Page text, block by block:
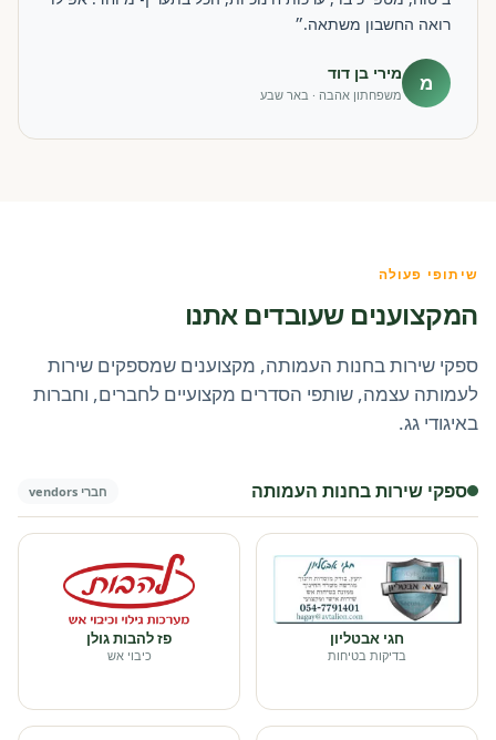
רואה החשבון משתאה.״
מ מירי בן דוד
משפחתון אהבה · באר שבע
שיתופי פעולה
המקצוענים שעובדים אתנו
ספקי שירות בחנות העמותה, מקצוענים שמספקים שירות
לעמותה עצמה, שותפי הסדרים מקצועיים לחברים, וחברות
באיגודי גג.
ספקי שירות בחנות העמותה חברי vendors
חגי אבטליון
בדיקות בטיחות
פז להבות גולן
כיבוי אש